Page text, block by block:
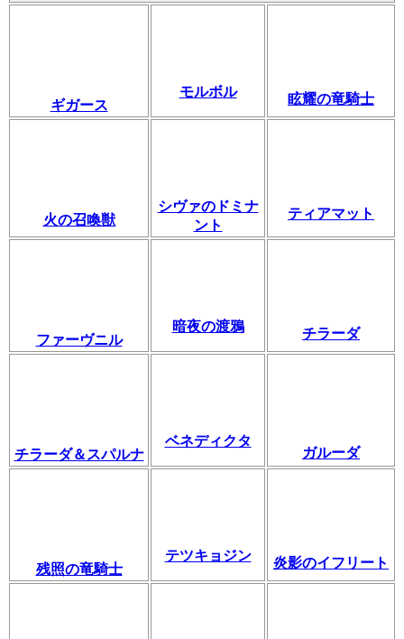
ギガース
モルボル 眩耀の竜騎士
火の召喚獣
シヴァのドミナ
ント
ティアマット
ファーヴニル
暗夜の渡鴉 チラーダ
チラーダ＆スパルナ
ベネディクタ
ガルーダ
残照の竜騎士
テツキョジン 炎影のイフリート